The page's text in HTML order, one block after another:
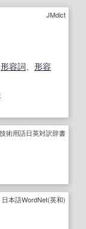
JMdict
形容詞
形容
術用語日英対訳辞書
日本語WordNet(英和)